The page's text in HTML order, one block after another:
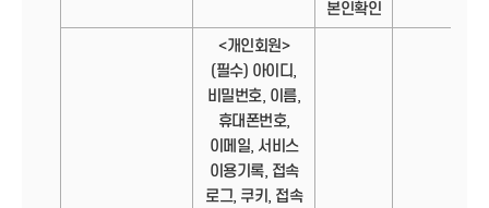
본인확인
<개인회원>
(필수) 아이디,
비밀번호, 이름,
휴대폰번호,
이메일, 서비스
이용기록, 접속
로그, 쿠키, 접속